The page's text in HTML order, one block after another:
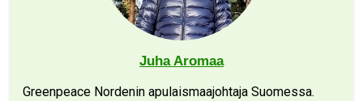
Juha Aromaa
Greenpeace Nordenin apulaismaajohtaja Suomessa.